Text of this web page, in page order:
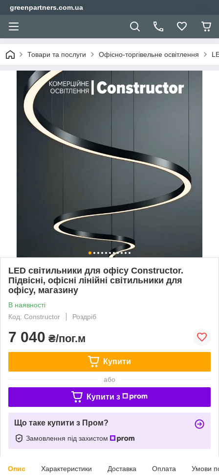
greenpartners.com.ua
Товари та послуги Офісно-торгівельне освітлення
LED світильники для офісу Constructor.
Підвісні, офісні лінійні світильники для
офісу, магазину
В наявності
Код: Constructor
Роздріб
7 040 ₴/пог.м
Купити
або
Купити з
Що таке купити з Пром?
Замовлення під захистом
Опис Характеристики Доставка Оплата Умови